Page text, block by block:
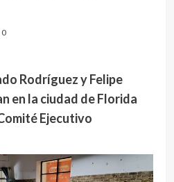
0
Rodríguez y Felipe
en la ciudad de Florida
Ejecutivo